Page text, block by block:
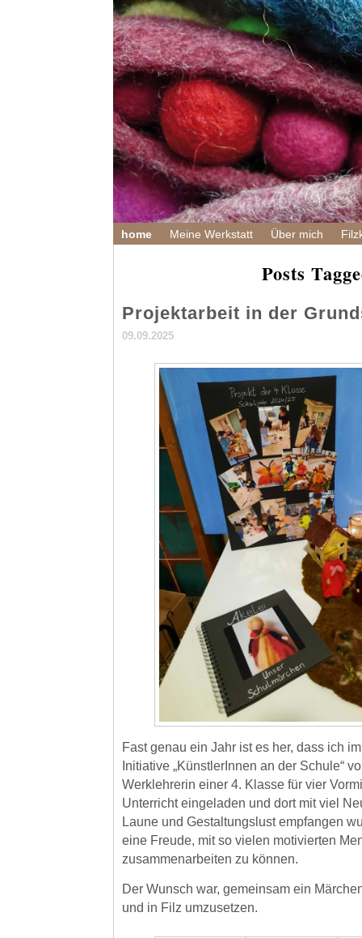
home Meine Werkstatt Über mich
Posts
Projektarbeit in der
09.09.2025
Fast genau ein Jahr ist es her, dass ich
Initiative „KünstlerInnen an der Schule“
Werklehrerin einer 4. Klasse für vier
Unterricht eingeladen und dort mit viel
Laune und Gestaltungslust empfangen
eine Freude, mit so vielen motivierten
zusammenarbeiten zu können.
Der Wunsch war, gemeinsam ein
und in Filz umzusetzen.